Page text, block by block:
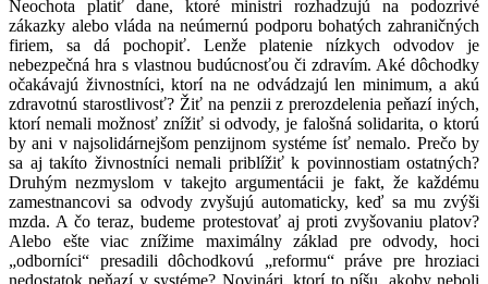
Neochota platiť dane, ktoré ministri rozhadzujú na podozrivé
zákazky alebo vláda na neúmernú podporu bohatých zahraničných
firiem, sa dá pochopiť. Lenže platenie nízkych odvodov je
nebezpečná hra s vlastnou budúcnosťou či zdravím. Aké dôchodky
očakávajú živnostníci, ktorí na ne odvádzajú len minimum, a akú
zdravotnú starostlivosť? Žiť na penzii z prerozdelenia peňazí iných,
ktorí nemali možnosť znížiť si odvody, je falošná solidarita, o ktorú
by ani v najsolidárnejšom penzijnom systéme ísť nemalo. Prečo by
sa aj takíto živnostníci nemali priblížiť k povinnostiam ostatných?
Druhým nezmyslom v takejto argumentácii je fakt, že každému
zamestnancovi sa odvody zvyšujú automaticky, keď sa mu zvýši
mzda. A čo teraz, budeme protestovať aj proti zvyšovaniu platov?
Alebo ešte viac znížime maximálny základ pre odvody, hoci
„odborníci“ presadili dôchodkovú „reformu“ práve pre hroziaci
nedostatok peňazí v systéme? Novinári, ktorí to píšu, akoby neboli